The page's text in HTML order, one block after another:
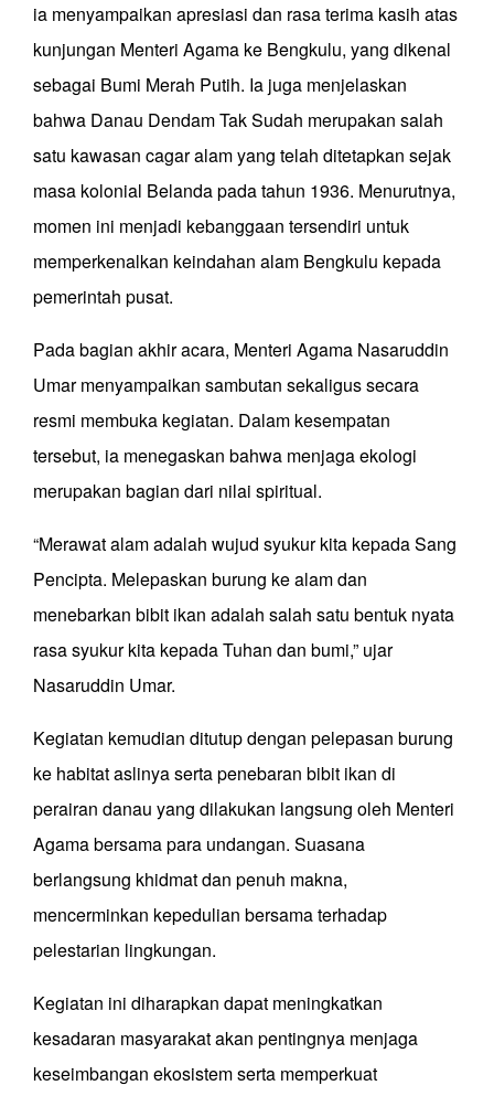
ia menyampaikan apresiasi dan rasa terima kasih atas
kunjungan Menteri Agama ke Bengkulu, yang dikenal
sebagai Bumi Merah Putih. Ia juga menjelaskan
bahwa Danau Dendam Tak Sudah merupakan salah
satu kawasan cagar alam yang telah ditetapkan sejak
masa kolonial Belanda pada tahun 1936. Menurutnya,
momen ini menjadi kebanggaan tersendiri untuk
memperkenalkan keindahan alam Bengkulu kepada
pemerintah pusat.
Pada bagian akhir acara, Menteri Agama Nasaruddin
Umar menyampaikan sambutan sekaligus secara
resmi membuka kegiatan. Dalam kesempatan
tersebut, ia menegaskan bahwa menjaga ekologi
merupakan bagian dari nilai spiritual.
“Merawat alam adalah wujud syukur kita kepada Sang
Pencipta. Melepaskan burung ke alam dan
menebarkan bibit ikan adalah salah satu bentuk nyata
rasa syukur kita kepada Tuhan dan bumi,” ujar
Nasaruddin Umar.
Kegiatan kemudian ditutup dengan pelepasan burung
ke habitat aslinya serta penebaran bibit ikan di
perairan danau yang dilakukan langsung oleh Menteri
Agama bersama para undangan. Suasana
berlangsung khidmat dan penuh makna,
mencerminkan kepedulian bersama terhadap
pelestarian lingkungan.
Kegiatan ini diharapkan dapat meningkatkan
kesadaran masyarakat akan pentingnya menjaga
keseimbangan ekosistem serta memperkuat